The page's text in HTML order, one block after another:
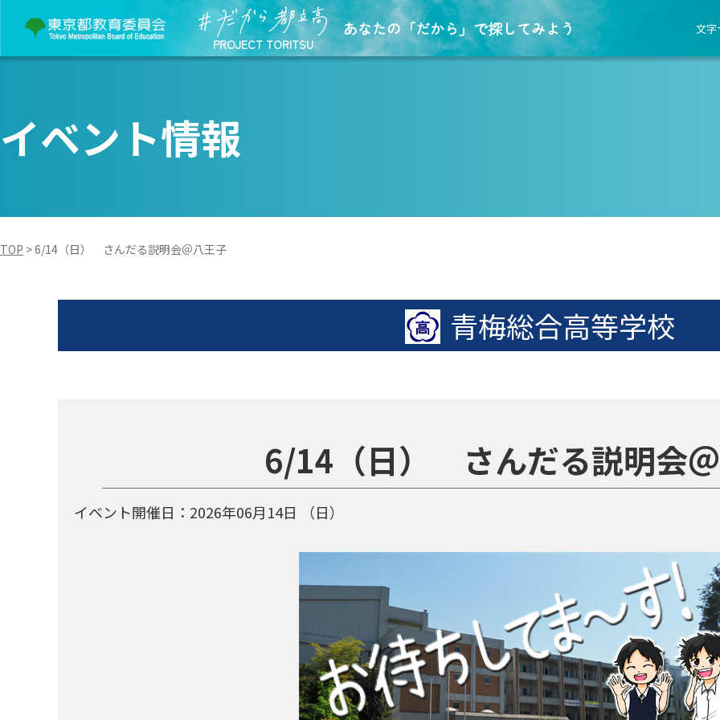
PROJECT TORITSU
あなたの「だから」で探してみよう 文字
イベント情報
TOP >6/14（日） さんだる説明会＠八王子
青梅総合高等学校
6/14（日） さんだる説明会
イベント開催日： 2026年06月14日 （日）